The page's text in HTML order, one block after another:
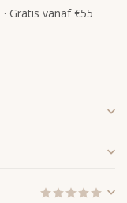
Gratis vanaf €55